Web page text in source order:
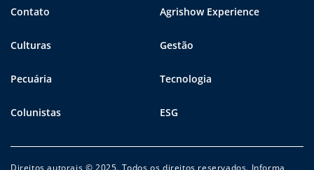
Contato Agrishow Experience
Culturas Gestão
Pecuária Tecnologia
Colunistas ESG